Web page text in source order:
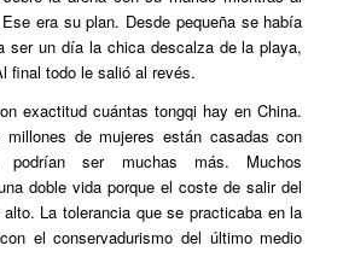
era su plan. Desde pequeña se había
ser un día la chica descalza de la playa,
final todo le salió al revés.
exactitud cuántas tongqi hay en China.
de mujeres están casadas con
podrían ser muchas más. Muchos
doble vida porque el coste de salir del
La tolerancia que se practicaba en la
el conservadurismo del último medio